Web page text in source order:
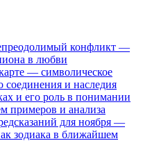
конфликт —
в любви
— символическое
соединения и наследия
и его роль в понимании
примеров и анализа
для ноября —
зодиака в ближайшем